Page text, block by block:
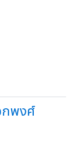
กพงศ์